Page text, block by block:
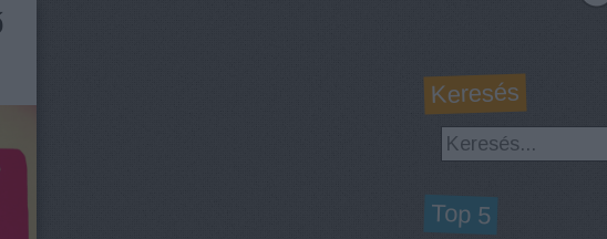
Keresés
Top 5